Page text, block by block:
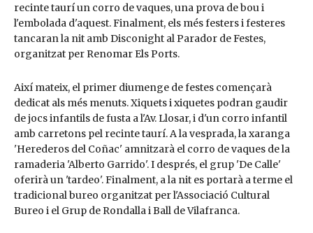
recinte taurí un corro de vaques, una prova de bou i
l'embolada d'aquest. Finalment, els més festers i festeres
tancaran la nit amb Disconight al Parador de Festes,
organitzat per Renomar Els Ports.
Així mateix, el primer diumenge de festes començarà
dedicat als més menuts. Xiquets i xiquetes podran gaudir
de jocs infantils de fusta a l'Av. Llosar, i d'un corro infantil
amb carretons pel recinte taurí. A la vesprada, la xaranga
'Herederos del Coñac' amnitzarà el corro de vaques de la
ramaderia 'Alberto Garrido'. I després, el grup 'De Calle'
oferirà un 'tardeo'. Finalment, a la nit es portarà a terme el
tradicional bureo organitzat per l'Associació Cultural
Bureo i el Grup de Rondalla i Ball de Vilafranca.